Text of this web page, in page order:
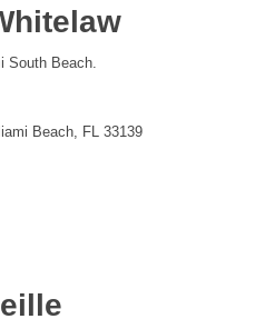
South Beach.
Beach, FL 33139